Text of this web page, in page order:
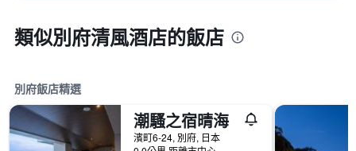
類似別府清風酒店的飯店
別府飯店精選
潮騷之宿晴海
濱町6-24, 別府, 日本